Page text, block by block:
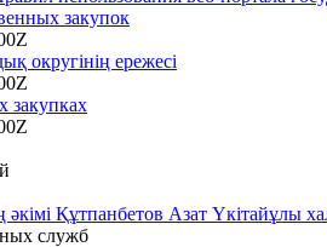
закупок
округінің ережесі
закупках
Құтпанбетов Азат Үкітайұлы
служб